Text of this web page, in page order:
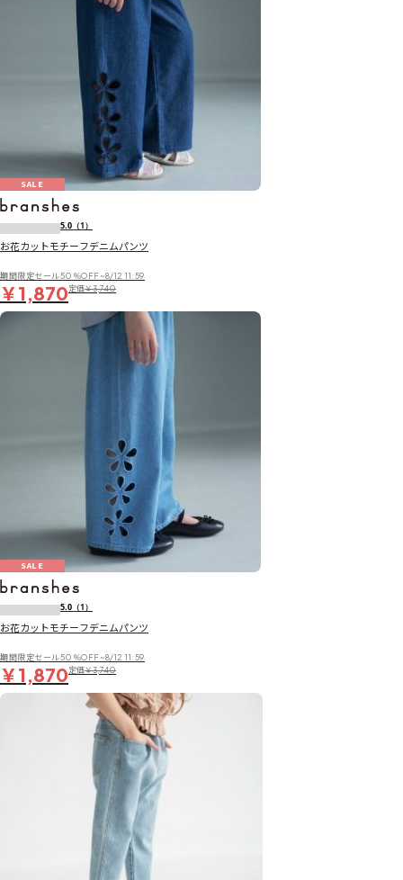
SALE
5.0 （1）
お花カットモチーフデニムパンツ
期間限定セール50％OFF~8/12 11:59
￥1,870定価￥3,740
SALE
5.0 （1）
お花カットモチーフデニムパンツ
期間限定セール50％OFF~8/12 11:59
￥1,870定価￥3,740